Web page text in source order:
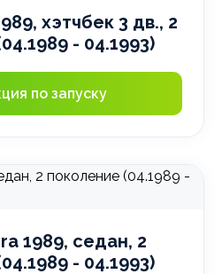
хэтчбек 3 дв., 2
- 04.1993)
по запуску
1989, седан, 2
- 04.1993)